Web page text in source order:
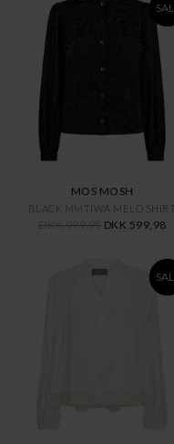
MOS MOSH
BLACK MMTIWA MELO SHIRT
DKK 999,95 DKK 599,98